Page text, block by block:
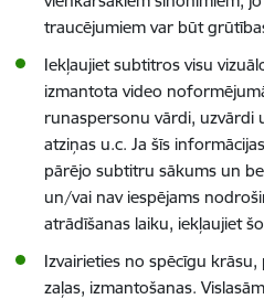
traucējumiem var būt
Iekļaujiet subtitros visu
izmantota video
runaspersonu vārdi, uzvārdi
atziņas u.c. Ja šīs
pārējo subtitru sākums un
un/vai nav iespējams
atrādīšanas laiku, iekļaujiet
Izvairieties no spēcīgu
zaļas, izmantošanas.